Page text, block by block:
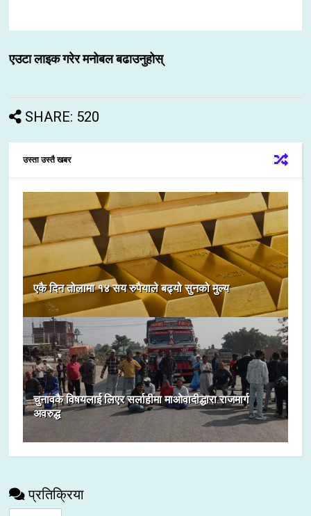
एउटा लाइक गरेर मनोबल बढाउनुहोस्
SHARE: 520
उस्ता उस्तै खबर
एकै दिन तोलामा १४ सय रुपैयाले बढ्यो सुनको मुल्य
चुनावकै विषयलाई लिएर सर्लाहीमा माओवादीद्धारा राजमार्ग
अवरुद्ध
प्रतिक्रिया